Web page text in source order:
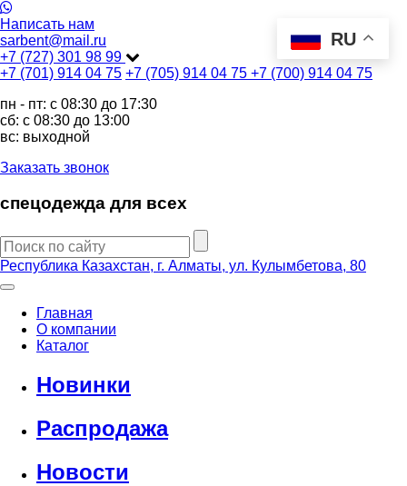
Написать нам
sarbent@mail.ru
+7 (727) 301 98 99
+7 (701) 914 04 75 +7 (705) 914 04 75 +7 (700) 914 04 75
пн - пт: c 08:30 до 17:30
сб: c 08:30 до 13:00
вс: выходной
Заказать звонок
спецодежда для всех
Республика Казахстан, г. Алматы, ул. Кулымбетова, 80
Главная
О компании
Каталог
Новинки
Распродажа
Новости
RU